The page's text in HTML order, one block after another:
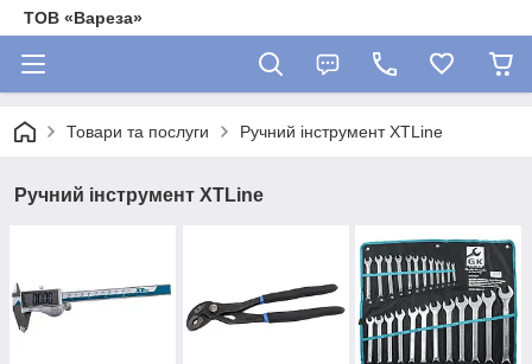
ТОВ «Вареза»
Товари та послуги Ручний інструмент XTLine
Ручний інструмент XTLine